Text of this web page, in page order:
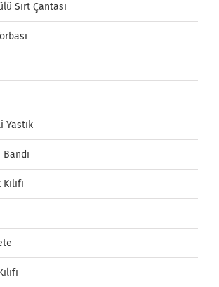
Sırt Çantası
Yastık